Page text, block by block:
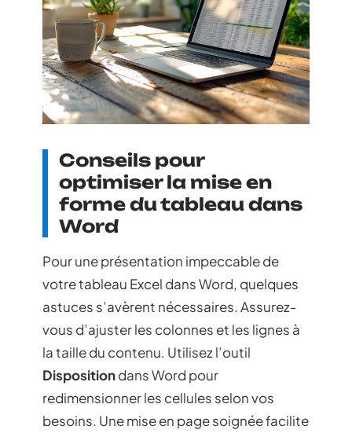
Conseils pour
optimiser la mise en
forme du tableau dans
Word
Pour une présentation impeccable de
votre tableau Excel dans Word, quelques
astuces s’avèrent nécessaires. Assurez-
vous d’ajuster les colonnes et les lignes à
la taille du contenu. Utilisez l’outil
Dispositiondans Word pour
redimensionner les cellules selon vos
besoins. Une mise en page soignée facilite